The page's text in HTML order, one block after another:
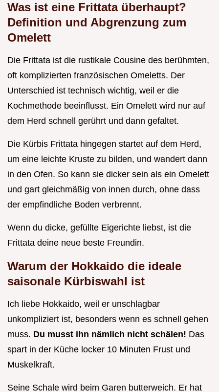
Was ist eine Frittata überhaupt?
Definition und Abgrenzung zum
Omelett
Die Frittata ist die rustikale Cousine des berühmten,
oft komplizierten französischen Omeletts. Der
Unterschied ist technisch wichtig, weil er die
Kochmethode beeinflusst. Ein Omelett wird nur auf
dem Herd schnell gerührt und dann gefaltet.
Die Kürbis Frittata hingegen startet auf dem Herd,
um eine leichte Kruste zu bilden, und wandert dann
in den Ofen. So kann sie dicker sein als ein Omelett
und gart gleichmäßig von innen durch, ohne dass
der empfindliche Boden verbrennt.
Wenn du dicke, gefüllte Eigerichte liebst, ist die
Frittata deine neue beste Freundin.
Warum der Hokkaido die ideale
saisonale Kürbiswahl ist
Ich liebe Hokkaido, weil er unschlagbar
unkompliziert ist, besonders wenn es schnell gehen
muss. Du musst ihn nämlich nicht schälen! Das
spart in der Küche locker 10 Minuten Frust und
Muskelkraft.
Seine Schale wird beim Garen butterweich. Er hat